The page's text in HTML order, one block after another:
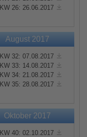
KW 26: 26.06.2017
August 2017
KW 32: 07.08.2017
KW 33: 14.08.2017
KW 34: 21.08.2017
KW 35: 28.08.2017
Oktober 2017
KW 40: 02.10.2017